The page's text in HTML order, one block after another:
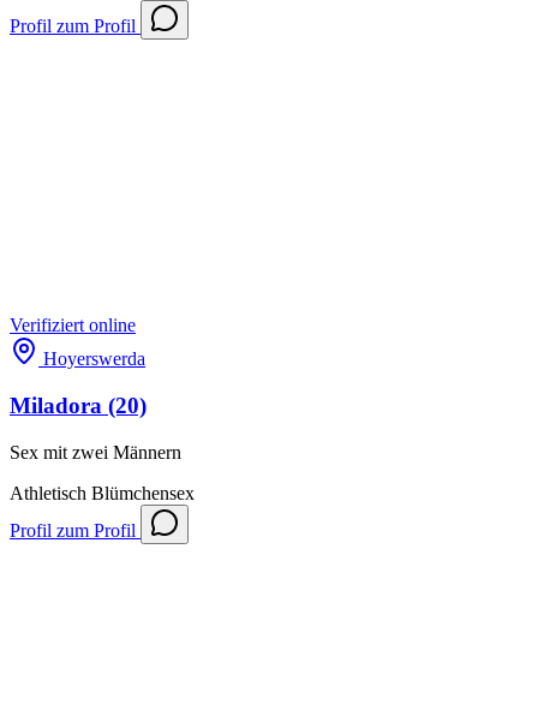
Profil zum Profil
Verifiziert online
Hoyerswerda
Miladora (20)
Sex mit zwei Männern
Athletisch Blümchensex
Profil zum Profil